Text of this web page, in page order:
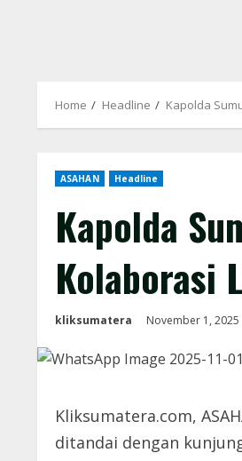
Home Headline Kapolda
ASAHAN Headline
Kapolda
Kolaborasi
kliksumatera November 1, 2025
Kliksumatera.com,
ditandai dengan